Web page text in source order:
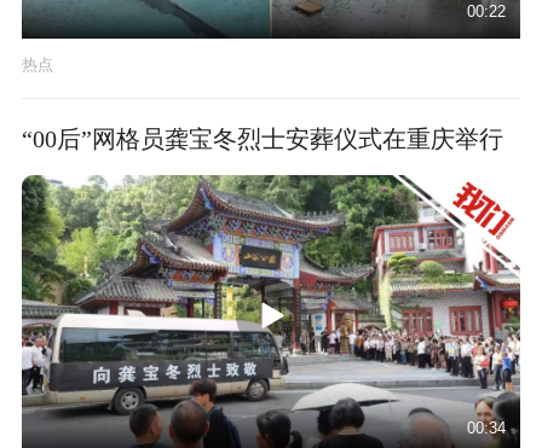
00:22
热点
“00后”网格员龚宝冬烈士安葬仪式在重庆举行
00:34